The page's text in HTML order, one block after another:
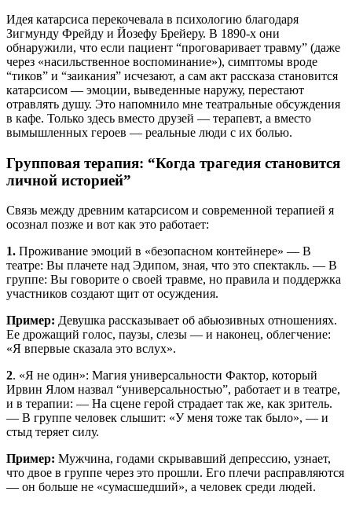
Идея катарсиса перекочевала в психологию благодаря
Зигмунду Фрейду и Йозефу Брейеру. В 1890-х они
обнаружили, что если пациент “проговаривает травму” (даже
через «насильственное воспоминание»), симптомы вроде
“тиков” и “заикания” исчезают, а сам акт рассказа становится
катарсисом — эмоции, выведенные наружу, перестают
отравлять душу. Это напомнило мне театральные обсуждения
в кафе. Только здесь вместо друзей — терапевт, а вместо
вымышленных героев — реальные люди с их болью.
Групповая терапия: “Когда трагедия становится
личной историей”
Связь между древним катарсисом и современной терапией я
осознал позже и вот как это работает:
1. Проживание эмоций в «безопасном контейнере» — В
театре: Вы плачете над Эдипом, зная, что это спектакль. — В
группе: Вы говорите о своей травме, но правила и поддержка
участников создают щит от осуждения.
Пример: Девушка рассказывает об абьюзивных отношениях.
Ее дрожащий голос, паузы, слезы — и наконец, облегчение:
«Я впервые сказала это вслух».
2. «Я не один»: Магия универсальности Фактор, который
Ирвин Ялом назвал “универсальностью”, работает и в театре,
и в терапии: — На сцене герой страдает так же, как зритель.
— В группе человек слышит: «У меня тоже так было», — и
стыд теряет силу.
Пример: Мужчина, годами скрывавший депрессию, узнает,
что двое в группе через это прошли. Его плечи расправляются
— он больше не «сумасшедший», а человек среди людей.